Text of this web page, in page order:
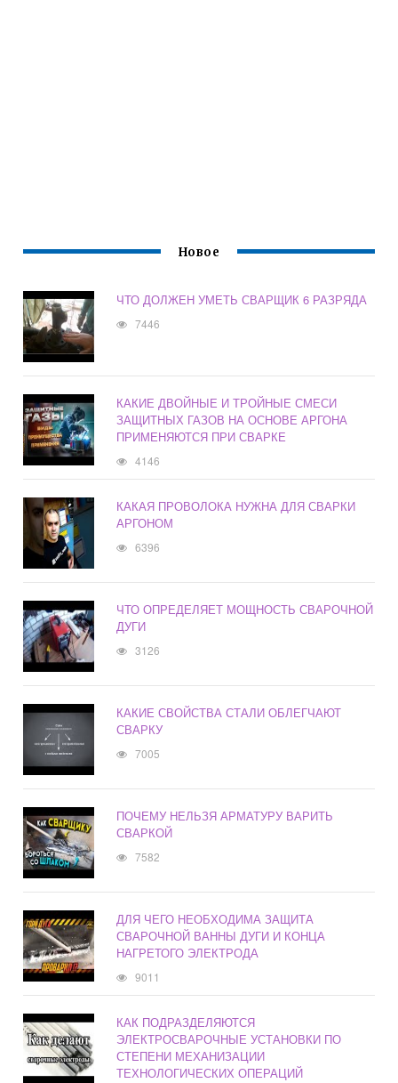
Новое
ЧТО ДОЛЖЕН УМЕТЬ СВАРЩИК 6 РАЗРЯДА
7446
КАКИЕ ДВОЙНЫЕ И ТРОЙНЫЕ СМЕСИ
ЗАЩИТНЫХ ГАЗОВ НА ОСНОВЕ АРГОНА
ПРИМЕНЯЮТСЯ ПРИ СВАРКЕ
4146
КАКАЯ ПРОВОЛОКА НУЖНА ДЛЯ СВАРКИ
АРГОНОМ
6396
ЧТО ОПРЕДЕЛЯЕТ МОЩНОСТЬ СВАРОЧНОЙ
ДУГИ
3126
КАКИЕ СВОЙСТВА СТАЛИ ОБЛЕГЧАЮТ
СВАРКУ
7005
ПОЧЕМУ НЕЛЬЗЯ АРМАТУРУ ВАРИТЬ
СВАРКОЙ
7582
ДЛЯ ЧЕГО НЕОБХОДИМА ЗАЩИТА
СВАРОЧНОЙ ВАННЫ ДУГИ И КОНЦА
НАГРЕТОГО ЭЛЕКТРОДА
9011
КАК ПОДРАЗДЕЛЯЮТСЯ
ЭЛЕКТРОСВАРОЧНЫЕ УСТАНОВКИ ПО
СТЕПЕНИ МЕХАНИЗАЦИИ
ТЕХНОЛОГИЧЕСКИХ ОПЕРАЦИЙ